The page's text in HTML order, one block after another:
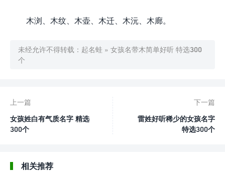
木浏、木纹、木壶、木迁、木沅、木廊。
未经允许不得转载： 起名蛙 » 女孩名带木简单好听 特选300
个
上一篇
女孩姓白有气质名字 精选
300个
下一篇
雷姓好听稀少的女孩名字
特选300个
相关推荐